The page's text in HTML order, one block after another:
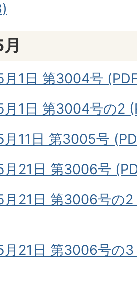
月1日 第3004号
月1日 第3004号の2
11日 第3005号
月21日 第3006号
月21日 第3006号の
月21日 第3006号の